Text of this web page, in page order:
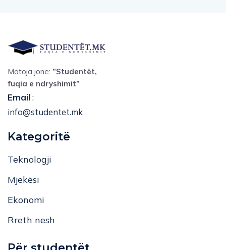
Motoja jonë: ”Studentët,
fuqia e ndryshimit”
Email:
info@studentet.mk
Kategoritë
Teknologji
Mjekësi
Ekonomi
Rreth nesh